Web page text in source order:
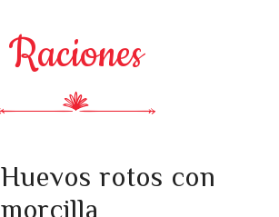
Raciones
Huevos rotos con
morcilla